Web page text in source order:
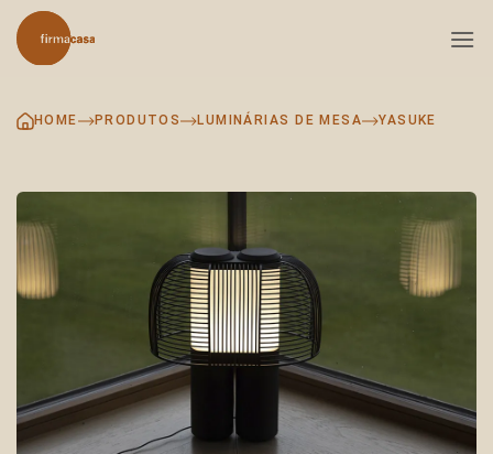
Skip
to
content
HOME PRODUTOS LUMINÁRIAS DE MESA YASUKE